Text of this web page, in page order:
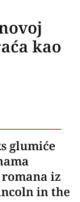
kao
glumiće
iz
in the